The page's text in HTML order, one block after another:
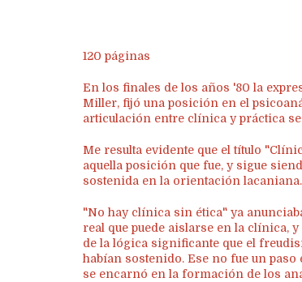
120 páginas
En los finales de los años '80 la
Miller, fijó una posición en el
articulación entre clínica y práctica
Me resulta evidente que el título
aquella posición que fue, y sigue
sostenida en la orientación lacaniana.
"No hay clínica sin ética" ya
real que puede aislarse en la clínica,
de la lógica significante que el
habían sostenido. Ese no fue un
se encarnó en la formación de los